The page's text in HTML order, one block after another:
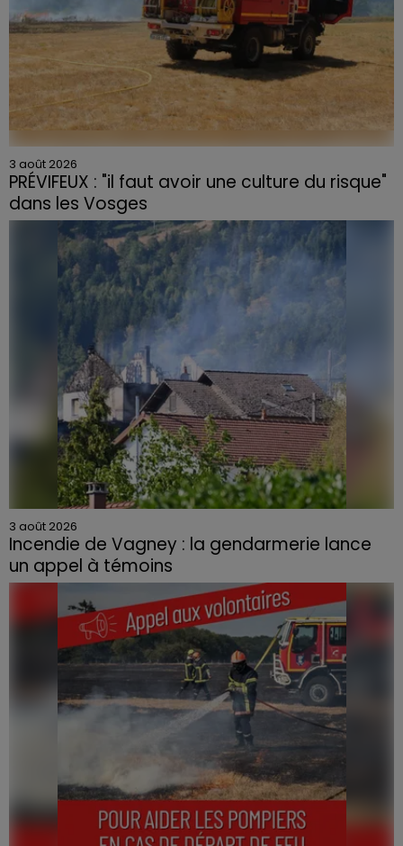
3 août 2026
PRÉVIFEUX : "il faut avoir une culture du risque"
dans les Vosges
3 août 2026
Incendie de Vagney : la gendarmerie lance
un appel à témoins